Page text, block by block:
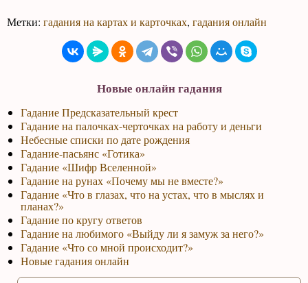
Метки:гадания на картах и карточках,гадания онлайн
Новые онлайн гадания
Гадание Предсказательный крест
Гадание на палочках-черточках на работу и деньги
Небесные списки по дате рождения
Гадание-пасьянс «Готика»
Гадание «Шифр Вселенной»
Гадание на рунах «Почему мы не вместе?»
Гадание «Что в глазах, что на устах, что в мыслях и
планах?»
Гадание по кругу ответов
Гадание на любимого «Выйду ли я замуж за него?»
Гадание «Что со мной происходит?»
Новые гадания онлайн